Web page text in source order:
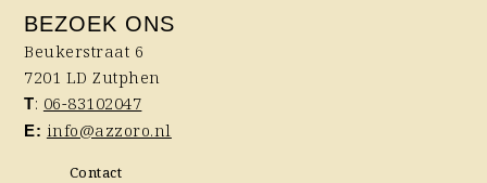
de
BEZOEK ONS
Beukerstraat 6
7201 LD Zutphen
T: 06-83102047
E: info@azzoro.nl
Contact